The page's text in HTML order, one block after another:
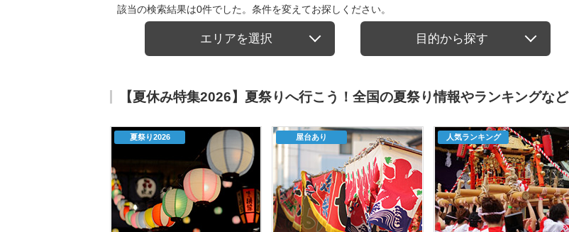
該当の検索結果は0件でした。条件を変えてお探しください。
エリアを選択 目的から探す
【夏休み特集2026】夏祭りへ行こう！全国の夏祭り情報やランキングなど
夏祭り2026 屋台あり 人気ランキング